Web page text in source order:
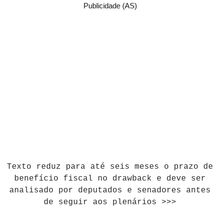
Publicidade (AS)
Texto reduz para até seis meses o prazo de
benefício fiscal no drawback e deve ser
analisado por deputados e senadores antes
de seguir aos plenários >>>